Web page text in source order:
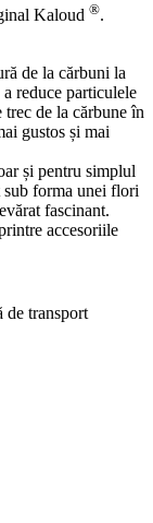
Kaloud ®.
de la cărbuni la
a reduce particulele
de la cărbune în
gustos și mai
și pentru simplul
sub forma unei flori
fascinant.
accesoriile
de transport